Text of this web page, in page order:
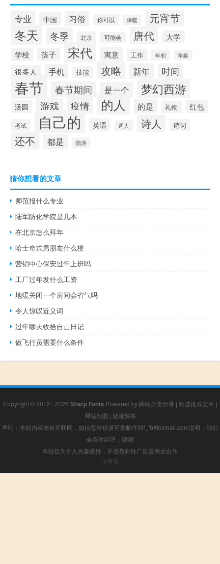
专业 中国 习俗 你可以 保暖 元宵节
冬天 冬季 北京 可能会 唐代
大学
学校
孩子 宋代 寓意 工作 年初 年龄
很多人 手机 技能 攻略 新年 时间
春节 春节期间 是一个 梦幻西游
汤圆 游戏 疫情 的人 的是 礼物 红包
考试 自己的 英语 词人 诗人 诗词
还不 都是 陆游
猜你想看的文章
师范报什么专业
陆军防化学院是几本
在北京怎么拜年
哈士奇式男朋友什么梗
营销中心保安过年上班吗
工厂过年发什么工资
地暖关闭一个房间会省气吗
令人惊叹近义词
过年哪天收拾自己日记
做飞行员需要什么条件
Copyright © 2012 - 2026 Sharp Fonts Powered by 网站分类目录 | 精选推荐文章 |
网站地图 | 疑难解答
声明：本站内容来自互联网，如信息有错误可发邮件到f_fb#foxmail.com说明，我们
会及时纠正，谢谢
本站仅为个人兴趣爱好，不接盈利性广告及商业合作
小男孩